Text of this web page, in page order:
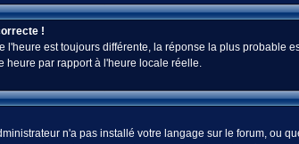
!
est toujours différente, la réponse la plus
heure par rapport à l'heure locale réelle.
n'a pas installé votre langage sur le forum, ou